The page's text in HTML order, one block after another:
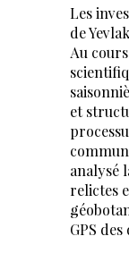
Les
de
Au
et
analysé
relictes
GPS